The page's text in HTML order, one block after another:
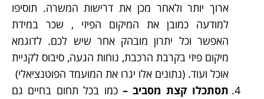
ארוך יותר ולאחר מכן את דרישות המשרה. תוסיפו
למודעה כמובן את המיקום הפיזי , שכר במידת
האפשר וכל יתרון מובהק אחר שיש לכם. לדוגמא
מיקום פיזי בקרבת הרכבת, נוחות הגעה, סיבוס לקניית
אוכל ועוד. (נתונים אלו יגרו את המועמד הפוטנציאלי)
תסתכלו קצת מסביב – כמו בכל תחום בחיים גם